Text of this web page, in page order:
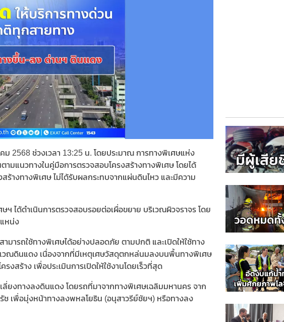
2568 ช่วงเวลา 13:25 น. โดยประมาณ การทางพิเศษแห่ง
ามแนวทางในคู่มือการตรวจสอบโครงสร้างทางพิเศษ โดยได้
ร้างทางพิเศษ ไม่ได้รับผลกระทบจากแผ่นดินไหว และมีความ
ได้ดำเนินการตรวจสอบรอยต่อเผื่อขยาย บริเวณผิวจราจร โดย
หน่ง
มารถใช้ทางพิเศษได้อย่างปลอดภัย ตามปกติ และเปิดให้ใช้ทาง
วณดินแดง เนื่องจากที่มีเหตุเศษวัสดุตกหล่นมลงบนพื้นทางพิเศษ
สร้าง เพื่อประเมินการเปิดให้ใช้งานโดยเร็วที่สุด
ลี่ยงทางลงดินแดง โดยรถที่มาจากทางพิเศษเฉลิมมหานคร จาก
รัช เพื่อมุ่งหน้าทางลงพหลโยธิน (อนุสาวรีย์ชัยฯ) หรือทางลง